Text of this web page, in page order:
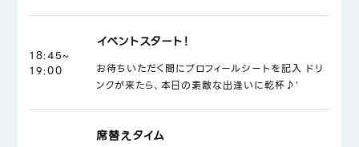
18:45~
19:00
イベントスタート！
お待ちいただく間にプロフィールシートを記入 ドリ
ンクが来たら、本日の素敵な出逢いに乾杯♪'
席替えタイム